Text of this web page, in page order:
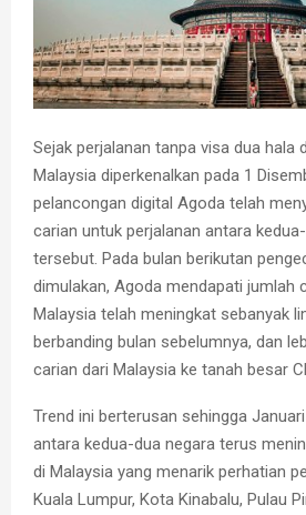
Sejak perjalanan tanpa visa dua hala
Malaysia diperkenalkan pada 1
pelancongan digital Agoda telah
carian untuk perjalanan antara
tersebut. Pada bulan berikutan
dimulakan, Agoda mendapati jumlah
Malaysia telah meningkat sebanyak
berbanding bulan sebelumnya, dan
carian dari Malaysia ke tanah besar
Trend ini berterusan sehingga
antara kedua-dua negara terus
di Malaysia yang menarik perhatian
Kuala Lumpur, Kota Kinabalu, Pulau